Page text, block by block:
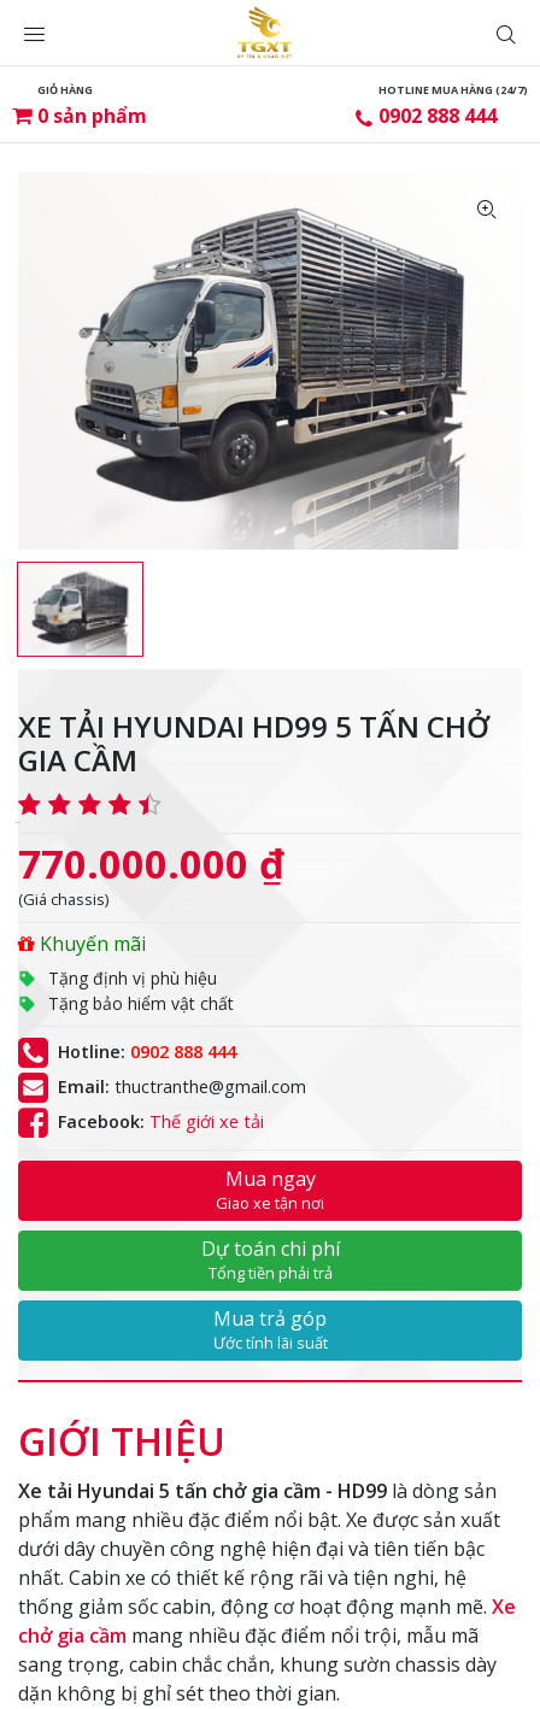
GIỎ HÀNG
0 sản phẩm
HOTLINE MUA HÀNG (24/7)
0902 888 444
XE TẢI HYUNDAI HD99 5 TẤN CHỞ
GIA CẦM
770.000.000 ₫
(Giá chassis)
Khuyến mãi
Tặng định vị phù hiệu
Tặng bảo hiểm vật chất
Hotline: 0902 888 444
Email: thuctranthe@gmail.com
Facebook: Thế giới xe tải
Mua ngay
Giao xe tận nơi
Dự toán chi phí
Tổng tiền phải trả
Mua trả góp
Ước tính lãi suất
GIỚI THIỆU
Xe tải Hyundai 5 tấn chở gia cầm - HD99 là dòng sản
phẩm mang nhiều đặc điểm nổi bật. Xe được sản xuất
dưới dây chuyền công nghệ hiện đại và tiên tiến bậc
nhất. Cabin xe có thiết kế rộng rãi và tiện nghi, hệ
thống giảm sốc cabin, động cơ hoạt động mạnh mẽ. Xe
chở gia cầm mang nhiều đặc điểm nổi trội, mẫu mã
sang trọng, cabin chắc chắn, khung sườn chassis dày
dặn không bị ghỉ sét theo thời gian.